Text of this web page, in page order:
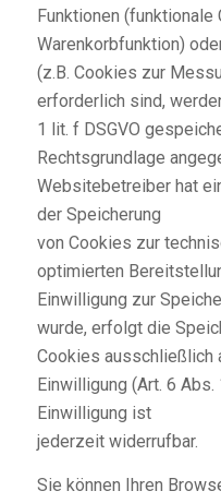
Funktionen (funktionale
Warenkorbfunktion)
(z.B. Cookies zur
erforderlich sind,
1 lit. f DSGVO
Rechtsgrundlage
Websitebetreiber hat
der Speicherung
von Cookies zur
optimierten
Einwilligung zur
wurde, erfolgt die
Cookies ausschließlich
Einwilligung (Art. 6 Abs.
Einwilligung ist
jederzeit widerrufbar.
Sie können Ihren